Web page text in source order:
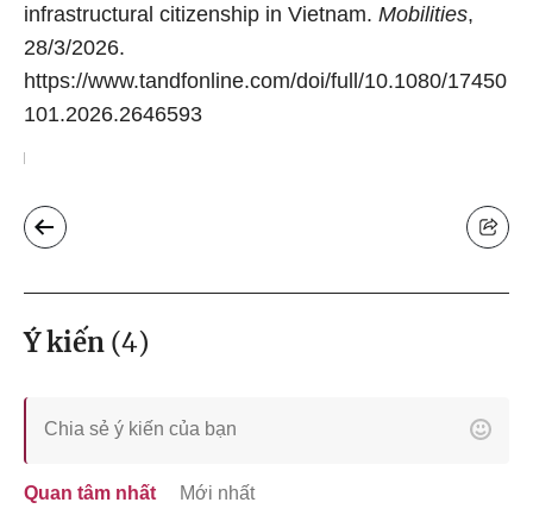
infrastructural citizenship in Vietnam. Mobilities,
28/3/2026.
https://www.tandfonline.com/doi/full/10.1080/17450
101.2026.2646593
Ý kiến (4)
Quan tâm nhất Mới nhất